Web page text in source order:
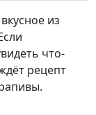
из
что-
рецепт
#12